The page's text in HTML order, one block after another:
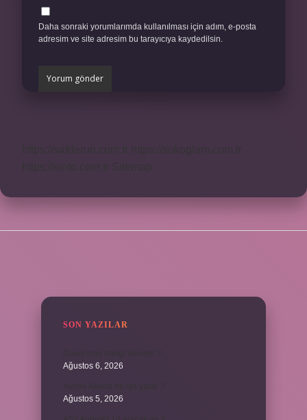
Daha sonraki yorumlarımda kullanılması için adım, e-posta
adresim ve site adresim bu tarayıcıya kaydedilsin.
SON YAZILAR
Ağustos 6, 2026
Ağustos 5, 2026